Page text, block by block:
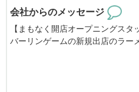
をつくりたい、その想いで立ち上
たくさんの日本人女性が働いてい
会社からのメッセージ
【まもなく開店オープニングスタ
バーリンゲームの新規出店のラー